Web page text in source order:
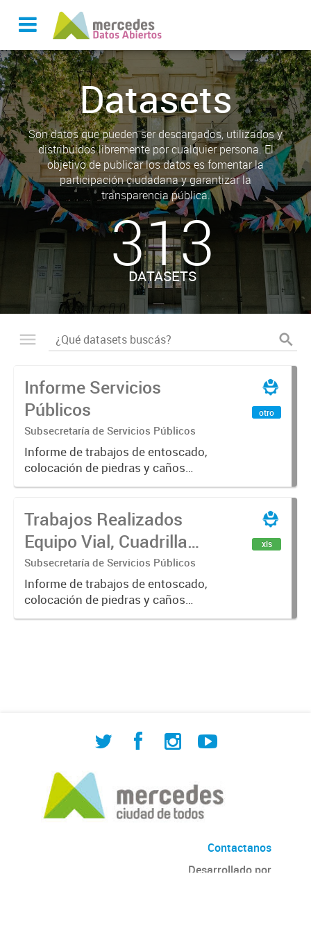
Datasets
Son datos que pueden ser descargados, utilizados y
distribuidos libremente por cualquier persona. El
objetivo de publicar los datos es fomentar la
participación ciudadana y garantizar la
transparencia pública.
313
DATASETS
Informe Servicios
Públicos
Subsecretaría de Servicios Públicos
Informe de trabajos de entoscado,
colocación de piedras y caños
(zanjeo - cruce de calles) Informe
construcción, colocación de tapa
registro, reparación...
otro
Trabajos Realizados
Equipo Vial, Cuadrilla
Bacheo, Servicio
Eléctrico - Noviembre
2021
Subsecretaría de Servicios Públicos
Informe de trabajos de entoscado,
colocación de piedras y caños
(zanjeo - cruce de calles) Informe
xls
Contactanos
Desarrollado por